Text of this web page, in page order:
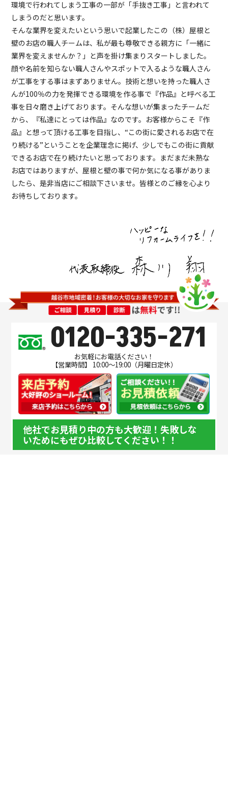
環境で行われてしまう工事の一部が「手抜き工事」と言われて
しまうのだと思います。
そんな業界を変えたいという思いで起業したこの（株）屋根と
壁のお店の職人チームは、私が最も尊敬できる親方に「一緒に
業界を変えませんか？」と声を掛け集まりスタートしました。
顔や名前を知らない職人さんやスポットで入るような職人さん
が工事をする事はまずありません。技術と想いを持った職人さ
んが100％の力を発揮できる環境を作る事で『作品』と呼べる工
事を日々磨き上げております。そんな想いが集まったチームだ
から、『私達にとっては作品』なのです。お客様からこそ『作
品』と想って頂ける工事を目指し、“この街に愛されるお店で在
り続ける”ということを企業理念に掲げ、少しでもこの街に貢献
できるお店で在り続けたいと思っております。まだまだ未熟な
お店ではありますが、屋根と壁の事で何か気になる事がありま
したら、是非当店にご相談下さいませ。皆様とのご縁を心より
お待ちしております。
0120-335-271
お気軽にお電話ください！
【営業時間】 10:00～19:00（月曜日定休）
他社でお見積り中の方も大歓迎！失敗しな
いためにもぜひ比較してください！！